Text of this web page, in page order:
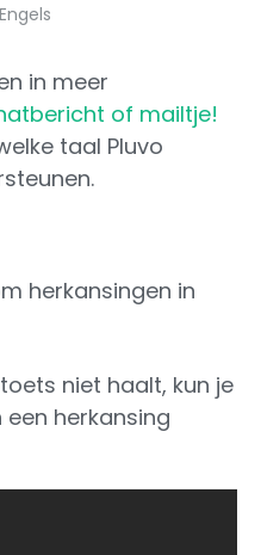
in meer
of mailtje!
taal Pluvo
herkansingen in
niet haalt, kun je
herkansing